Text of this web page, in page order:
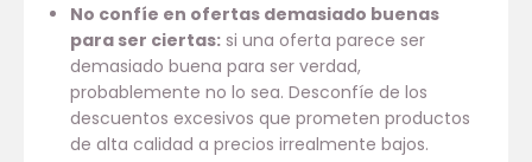
No confíe en ofertas demasiado buenas
para ser ciertas:si una oferta parece ser
demasiado buena para ser verdad,
probablemente no lo sea. Desconfíe de los
descuentos excesivos que prometen productos
de alta calidad a precios irrealmente bajos.